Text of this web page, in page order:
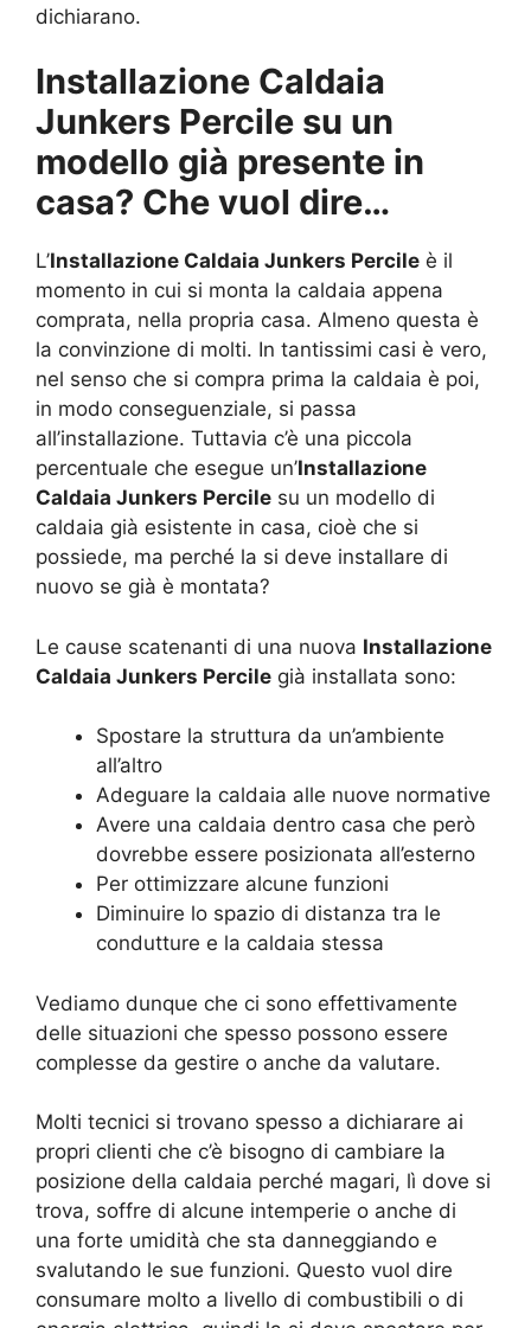
dichiarano.
Installazione Caldaia
Junkers Percile su un
modello già presente in
casa? Che vuol dire…
L’Installazione Caldaia Junkers Percile è il
momento in cui si monta la caldaia appena
comprata, nella propria casa. Almeno questa è
la convinzione di molti. In tantissimi casi è vero,
nel senso che si compra prima la caldaia è poi,
in modo conseguenziale, si passa
all’installazione. Tuttavia c’è una piccola
percentuale che esegue un’Installazione
Caldaia Junkers Percile su un modello di
caldaia già esistente in casa, cioè che si
possiede, ma perché la si deve installare di
nuovo se già è montata?
Le cause scatenanti di una nuova Installazione
Caldaia Junkers Percile già installata sono:
Spostare la struttura da un’ambiente
all’altro
Adeguare la caldaia alle nuove normative
Avere una caldaia dentro casa che però
dovrebbe essere posizionata all’esterno
Per ottimizzare alcune funzioni
Diminuire lo spazio di distanza tra le
condutture e la caldaia stessa
Vediamo dunque che ci sono effettivamente
delle situazioni che spesso possono essere
complesse da gestire o anche da valutare.
Molti tecnici si trovano spesso a dichiarare ai
propri clienti che c’è bisogno di cambiare la
posizione della caldaia perché magari, lì dove si
trova, soffre di alcune intemperie o anche di
una forte umidità che sta danneggiando e
svalutando le sue funzioni. Questo vuol dire
consumare molto a livello di combustibili o di